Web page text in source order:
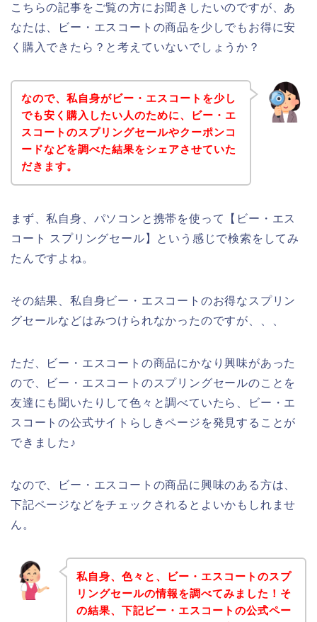
こちらの記事をご覧の方にお聞きしたいのですが、あ
なたは、ビー・エスコートの商品を少しでもお得に安
く購入できたら？と考えていないでしょうか？
なので、私自身がビー・エスコートを少し
でも安く購入したい人のために、ビー・エ
スコートのスプリングセールやクーポンコ
ードなどを調べた結果をシェアさせていた
だきます。
まず、私自身、パソコンと携帯を使って【ビー・エス
コート スプリングセール】という感じで検索をしてみ
たんですよね。
その結果、私自身ビー・エスコートのお得なスプリン
グセールなどはみつけられなかったのですが、、、
ただ、ビー・エスコートの商品にかなり興味があった
ので、ビー・エスコートのスプリングセールのことを
友達にも聞いたりして色々と調べていたら、ビー・エ
スコートの公式サイトらしきページを発見することが
できました♪
なので、ビー・エスコートの商品に興味のある方は、
下記ページなどをチェックされるとよいかもしれませ
ん。
私自身、色々と、ビー・エスコートのスプ
リングセールの情報を調べてみました！そ
の結果、下記ビー・エスコートの公式ペー